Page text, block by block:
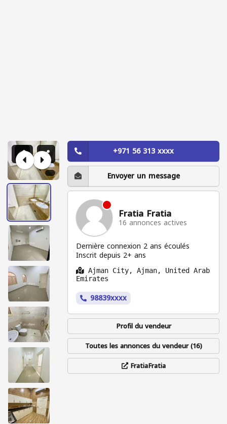
+971 56 313 xxxx
Envoyer un message
Fratia Fratia
16 annonces actives
Dernière connexion 2 ans écoulés
Inscrit depuis 2+ ans
Ajman City, Ajman, United Arab
Emirates
98839xxxx
Profil du vendeur
Toutes les annonces du vendeur (16)
FratiaFratia